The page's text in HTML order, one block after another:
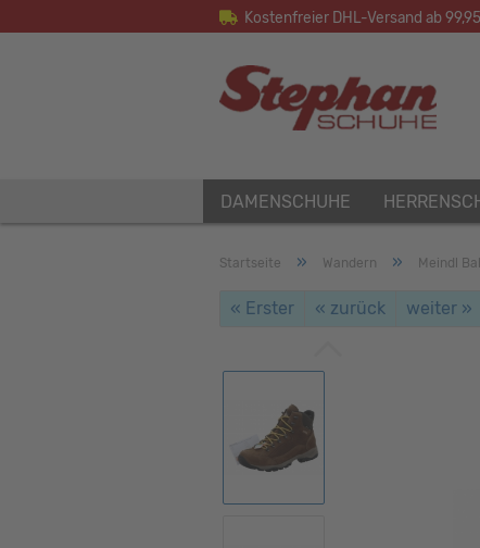
Kostenfreier DHL-Versand ab
DAMENSCHUHE
Startseite » Wandern » Meindl
« Erster « zurück weiter »